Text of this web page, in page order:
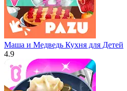
Маша и Медведь Кухня для Детей
4.9